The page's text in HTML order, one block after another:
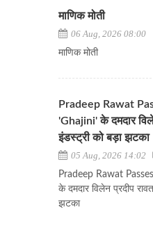
माणिक मोती
06 Aug, 2026 08:00
माणिक मोती
Pradeep Rawat
'Ghajini' के दमदार
इंडस्ट्री को बड़ा झटका
05 Aug, 2026 14:02
Pradeep Rawat
के दमदार विलेन प्रदीप
झटका